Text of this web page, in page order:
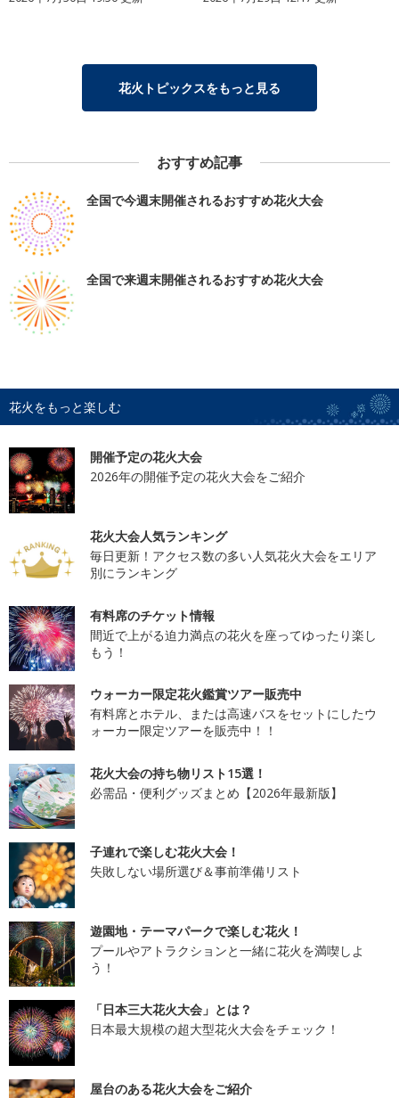
花火トピックスをもっと見る
おすすめ記事
全国で今週末開催されるおすすめ花火大会
全国で来週末開催されるおすすめ花火大会
花火をもっと楽しむ
開催予定の花火大会
2026年の開催予定の花火大会をご紹介
花火大会人気ランキング
毎日更新！アクセス数の多い人気花火大会をエリア
別にランキング
有料席のチケット情報
間近で上がる迫力満点の花火を座ってゆったり楽し
もう！
ウォーカー限定花火鑑賞ツアー販売中
有料席とホテル、または高速バスをセットにしたウ
ォーカー限定ツアーを販売中！！
花火大会の持ち物リスト15選！
必需品・便利グッズまとめ【2026年最新版】
子連れで楽しむ花火大会！
失敗しない場所選び＆事前準備リスト
遊園地・テーマパークで楽しむ花火！
プールやアトラクションと一緒に花火を満喫しよ
う！
「日本三大花火大会」とは？
日本最大規模の超大型花火大会をチェック！
屋台のある花火大会をご紹介